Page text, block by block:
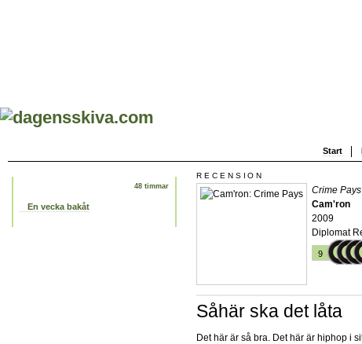
Start
48 timmar
En vecka bakåt
RECENSION
Crime Pays
Cam'ron
2009
Diplomat
9
Såhär ska det låta
Det här är så bra. Det här är hiphop i